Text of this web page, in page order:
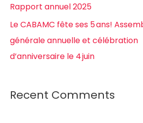
Rapport annuel 2025
Le CABAMC fête ses 5 ans!
générale annuelle et célébration
d’anniversaire le 4 juin
Recent Comments